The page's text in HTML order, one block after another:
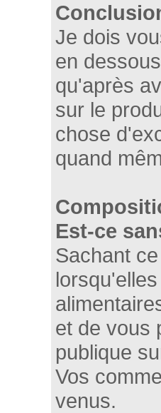
Je dois
en
qu'après
sur le
chose
quand
Est-ce
Sachant
et de vous
publique
Vos
venus.